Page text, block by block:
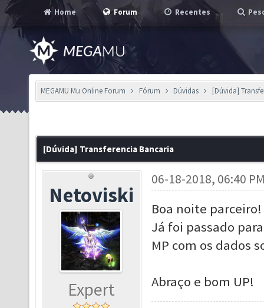
Home Forum Recentes
MEGAMU Mu Online Forum Fórum Dúvidas [Dúvida]
[Dúvida] Transferencia Bancaria
Netoviski
Expert
06-18-2018, 06:40
Boa noite parceiro!
Já foi passado
MP com os dados
Abraço e bom UP!